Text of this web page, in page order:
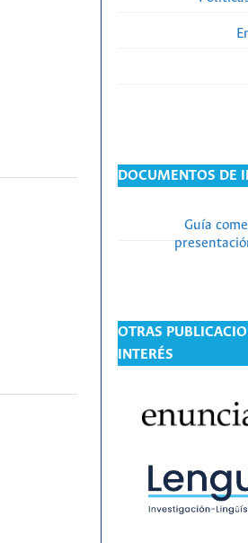
DOCUMENTOS DE
Guía
OTRAS
INTERÉS